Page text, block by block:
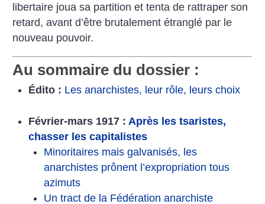
libertaire joua sa partition et tenta de rattraper son
retard, avant d’être brutalement étranglé par le
nouveau pouvoir.
Au sommaire du dossier :
Édito : Les anarchistes, leur rôle, leurs choix
Février-mars 1917 : Après les tsaristes,
chasser les capitalistes
Minoritaires mais galvanisés, les
anarchistes prônent l’expropriation tous
azimuts
Un tract de la Fédération anarchiste